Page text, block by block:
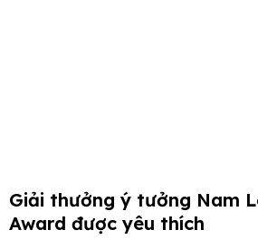
Giải thưởng ý tưởng Nam
Award được yêu thích